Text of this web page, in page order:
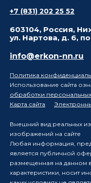
+7 (831) 202 25 52
603104, Россия,
ул. Нартова, д. 6,
info@erkon-nn.ru
Политика
Использование сайта
обработки
Карта сайта
Внешний вид реальных
изображений на сайте
Любая информация,
является публичной
размещенная на данном
характеристики, носит